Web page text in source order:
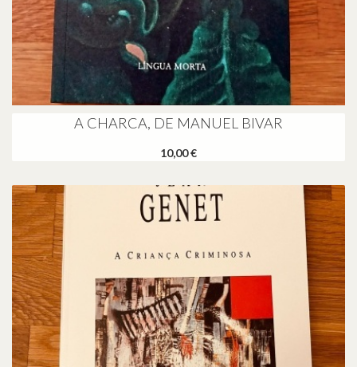
A CHARCA, DE MANUEL BIVAR
10,00 €